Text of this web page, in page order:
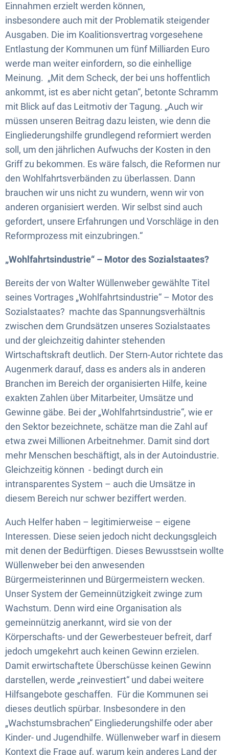
Einnahmen erzielt werden können,
insbesondere auch mit der Problematik steigender
Ausgaben. Die im Koalitionsvertrag vorgesehene
Entlastung der Kommunen um fünf Milliarden Euro
werde man weiter einfordern, so die einhellige
Meinung. „Mit dem Scheck, der bei uns hoffentlich
ankommt, ist es aber nicht getan“, betonte Schramm
mit Blick auf das Leitmotiv der Tagung. „Auch wir
müssen unseren Beitrag dazu leisten, wie denn die
Eingliederungshilfe grundlegend reformiert werden
soll, um den jährlichen Aufwuchs der Kosten in den
Griff zu bekommen. Es wäre falsch, die Reformen nur
den Wohlfahrtsverbänden zu überlassen. Dann
brauchen wir uns nicht zu wundern, wenn wir von
anderen organisiert werden. Wir selbst sind auch
gefordert, unsere Erfahrungen und Vorschläge in den
Reformprozess mit einzubringen.“
„Wohlfahrtsindustrie“ – Motor des Sozialstaates?
Bereits der von Walter Wüllenweber gewählte Titel
seines Vortrages „Wohlfahrtsindustrie“ – Motor des
Sozialstaates? machte das Spannungsverhältnis
zwischen dem Grundsätzen unseres Sozialstaates
und der gleichzeitig dahinter stehenden
Wirtschaftskraft deutlich. Der Stern-Autor richtete das
Augenmerk darauf, dass es anders als in anderen
Branchen im Bereich der organisierten Hilfe, keine
exakten Zahlen über Mitarbeiter, Umsätze und
Gewinne gäbe. Bei der „Wohlfahrtsindustrie“, wie er
den Sektor bezeichnete, schätze man die Zahl auf
etwa zwei Millionen Arbeitnehmer. Damit sind dort
mehr Menschen beschäftigt, als in der Autoindustrie.
Gleichzeitig können - bedingt durch ein
intransparentes System – auch die Umsätze in
diesem Bereich nur schwer beziffert werden.
Auch Helfer haben – legitimierweise – eigene
Interessen. Diese seien jedoch nicht deckungsgleich
mit denen der Bedürftigen. Dieses Bewusstsein wollte
Wüllenweber bei den anwesenden
Bürgermeisterinnen und Bürgermeistern wecken.
Unser System der Gemeinnützigkeit zwinge zum
Wachstum. Denn wird eine Organisation als
gemeinnützig anerkannt, wird sie von der
Körperschafts- und der Gewerbesteuer befreit, darf
jedoch umgekehrt auch keinen Gewinn erzielen.
Damit erwirtschaftete Überschüsse keinen Gewinn
darstellen, werde „reinvestiert“ und dabei weitere
Hilfsangebote geschaffen. Für die Kommunen sei
dieses deutlich spürbar. Insbesondere in den
„Wachstumsbrachen“ Eingliederungshilfe oder aber
Kinder- und Jugendhilfe. Wüllenweber warf in diesem
Kontext die Frage auf, warum kein anderes Land der